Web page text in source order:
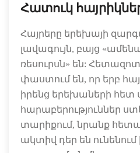
Հատուկ
Հայրերը երեխայի
լավագույն, բայց
ռեսուրսն» են:
փաստում են, որ երբ
իրենց երեխաների հետ
հարաբերություններ
տարիքում, նրանք
ակտիվ դեր են